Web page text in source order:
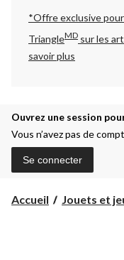
*Offre exclusive
TriangleMD sur les
savoir plus
Ouvrez une session
Vous n’avez pas de
Se connecter
Accueil Jouets et